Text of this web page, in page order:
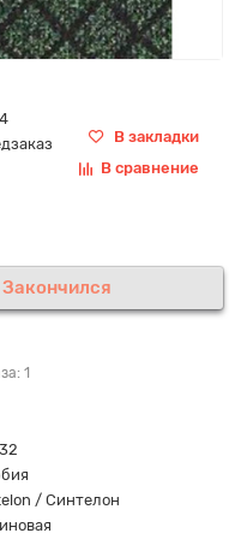
Закончился
1
В закладки
В сравнение
/ Синтелон